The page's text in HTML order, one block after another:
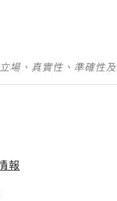
場、真實性、準確性
報